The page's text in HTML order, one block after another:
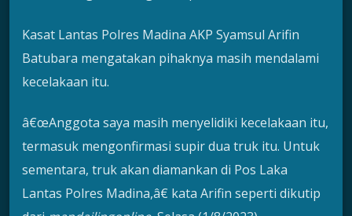
Kasat Lantas Polres Madina AKP Syamsul Arifin
Batubara mengatakan pihaknya masih mendalami
kecelakaan itu.
â€œAnggota saya masih menyelidiki kecelakaan itu,
termasuk mengonfirmasi supir dua truk itu. Untuk
sementara, truk akan diamankan di Pos Laka
Lantas Polres Madina,â€ kata Arifin seperti dikutip